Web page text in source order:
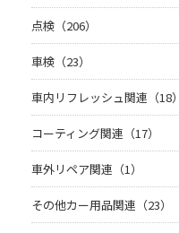
点検（206）
車検（23）
車内リフレッシュ関連（18）
コーティング関連（17）
車外リペア関連（1）
その他カー用品関連（23）